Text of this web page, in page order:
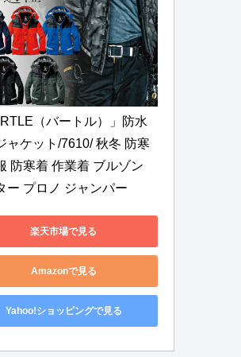
（バートル）」防水
ャケット/7610/ 秋冬 防寒
防寒着 作業着 ブルゾン
ー プロノ ジャンパー
楽天市場で見る
Amazonで見る
Yahoo!ショッピングで見る